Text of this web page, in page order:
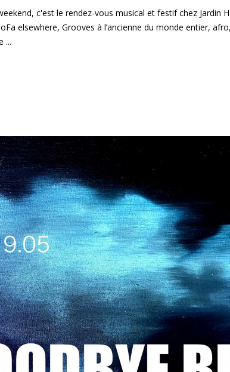
c'est le rendez-vous musical et festif chez Jardin
elsewhere, Grooves à l’ancienne du monde entier,